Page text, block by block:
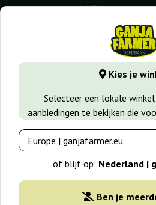
Kies je
Selecteer een lokale
aanbiedingen te bekijken die
of blijf op: Nederland |
Ben je
GanjaFarmer.nl Wiet soorten
-25%
+gratisie